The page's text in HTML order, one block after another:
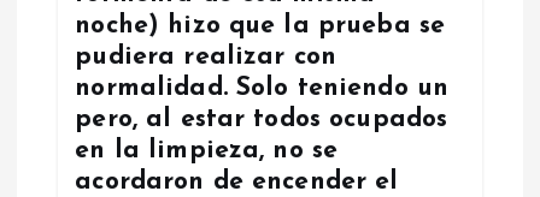
noche) hizo que la prueba se
pudiera realizar con
normalidad. Solo teniendo un
pero, al estar todos ocupados
en la limpieza, no se
acordaron de encender el